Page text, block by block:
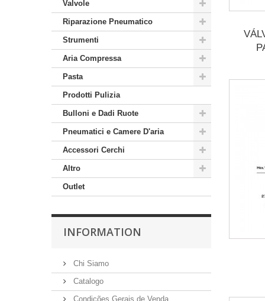
Valvole
Riparazione Pneumatico
Strumenti
Aria Compressa
Pasta
Prodotti Pulizia
Bulloni e Dadi Ruote
Pneumatici e Camere D'aria
Accessori Cerchi
Altro
Outlet
INFORMATION
Chi Siamo
Catalogo
Condições Gerais de Venda